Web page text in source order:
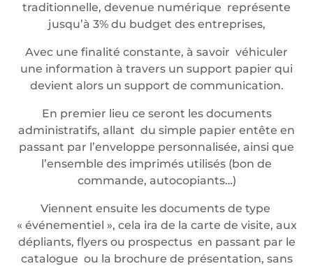
traditionnelle, devenue numérique représente
jusqu’à 3% du budget des entreprises,
Avec une finalité constante, à savoir véhiculer
une information à travers un support papier qui
devient alors un support de communication.
En premier lieu ce seront les documents
administratifs, allant du simple papier entête en
passant par l’enveloppe personnalisée, ainsi que
l’ensemble des imprimés utilisés (bon de
commande, autocopiants…)
Viennent ensuite les documents de type
« événementiel », cela ira de la carte de visite, aux
dépliants, flyers ou prospectus en passant par le
catalogue ou la brochure de présentation, sans